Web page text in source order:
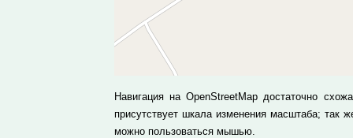
Навигация на OpenStreetMap достаточно
присутствует шкала изменения масштаба; так
можно пользоваться мышью.